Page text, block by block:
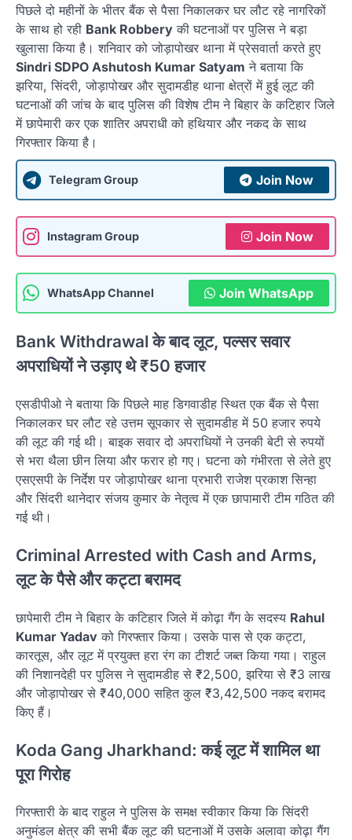
पिछले दो महीनों के भीतर बैंक से पैसा निकालकर घर लौट रहे नागरिकों
के साथ हो रही Bank Robbery की घटनाओं पर पुलिस ने बड़ा
खुलासा किया है। शनिवार को जोड़ापोखर थाना में प्रेसवार्ता करते हुए
Sindri SDPO Ashutosh Kumar Satyam ने बताया कि
झरिया, सिंदरी, जोड़ापोखर और सुदामडीह थाना क्षेत्रों में हुई लूट की
घटनाओं की जांच के बाद पुलिस की विशेष टीम ने बिहार के कटिहार जिले
में छापेमारी कर एक शातिर अपराधी को हथियार और नकद के साथ
गिरफ्तार किया है।
Telegram Group Join Now
Instagram Group Join Now
WhatsApp Channel Join WhatsApp
Bank Withdrawal के बाद लूट, पल्सर सवार
अपराधियों ने उड़ाए थे ₹50 हजार
एसडीपीओ ने बताया कि पिछले माह डिगवाडीह स्थित एक बैंक से पैसा
निकालकर घर लौट रहे उत्तम सूपकार से सुदामडीह में 50 हजार रुपये
की लूट की गई थी। बाइक सवार दो अपराधियों ने उनकी बेटी से रुपयों
से भरा थैला छीन लिया और फरार हो गए। घटना को गंभीरता से लेते हुए
एसएसपी के निर्देश पर जोड़ापोखर थाना प्रभारी राजेश प्रकाश सिन्हा
और सिंदरी थानेदार संजय कुमार के नेतृत्व में एक छापामारी टीम गठित की
गई थी।
Criminal Arrested with Cash and Arms,
लूट के पैसे और कट्टा बरामद
छापेमारी टीम ने बिहार के कटिहार जिले में कोढ़ा गैंग के सदस्य Rahul
Kumar Yadav को गिरफ्तार किया। उसके पास से एक कट्टा,
कारतूस, और लूट में प्रयुक्त हरा रंग का टीशर्ट जब्त किया गया। राहुल
की निशानदेही पर पुलिस ने सुदामडीह से ₹2,500, झरिया से ₹3 लाख
और जोड़ापोखर से ₹40,000 सहित कुल ₹3,42,500 नकद बरामद
किए हैं।
Koda Gang Jharkhand: कई लूट में शामिल था
पूरा गिरोह
गिरफ्तारी के बाद राहुल ने पुलिस के समक्ष स्वीकार किया कि सिंदरी
अनुमंडल क्षेत्र की सभी बैंक लूट की घटनाओं में उसके अलावा कोढ़ा गैंग